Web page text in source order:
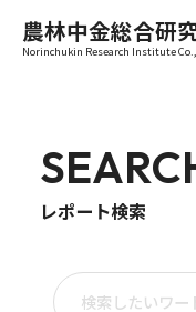
農林中金総合研
Norinchukin Research Institute
レポート検索